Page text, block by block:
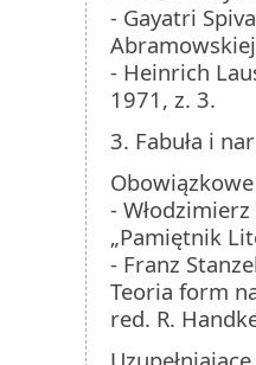
- Gayatri
- Heinrich
1971, z. 3.
3. Fabuła i
Obowiązkowe
-
„Pamiętnik
- Franz
Teoria form
red. R.